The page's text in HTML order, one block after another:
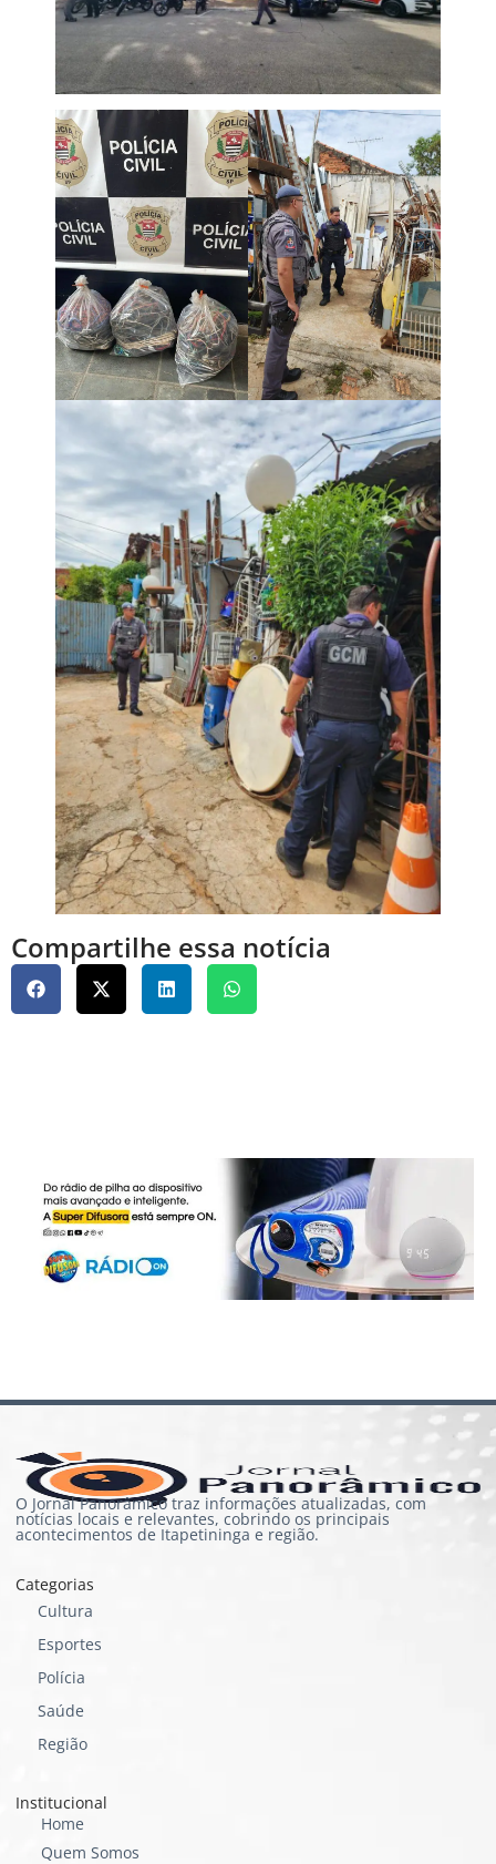
Compartilhe essa notícia
O Jornal Panorâmico traz informações atualizadas, com
notícias locais e relevantes, cobrindo os principais
acontecimentos de Itapetininga e região.
Categorias
Cultura
Esportes
Polícia
Saúde
Região
Institucional
Home
Quem Somos